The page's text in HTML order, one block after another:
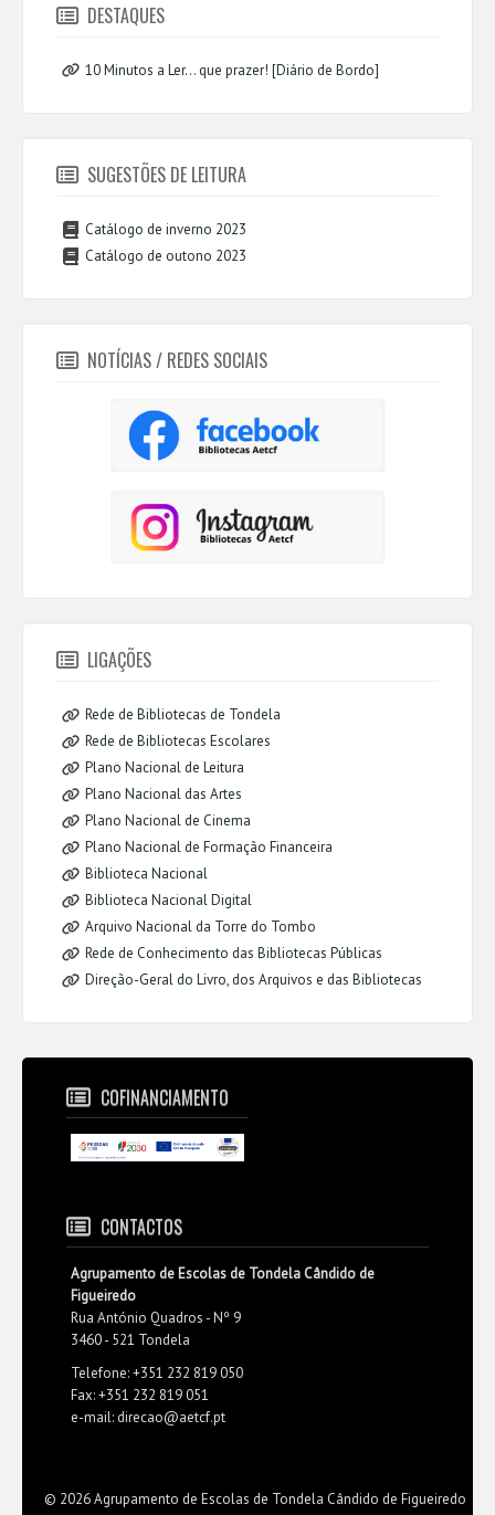
DESTAQUES
10 Minutos a Ler... que prazer! [Diário de Bordo]
SUGESTÕES DE LEITURA
Catálogo de inverno 2023
Catálogo de outono 2023
NOTÍCIAS / REDES SOCIAIS
LIGAÇÕES
Rede de Bibliotecas de Tondela
Rede de Bibliotecas Escolares
Plano Nacional de Leitura
Plano Nacional das Artes
Plano Nacional de Cinema
Plano Nacional de Formação Financeira
Biblioteca Nacional
Biblioteca Nacional Digital
Arquivo Nacional da Torre do Tombo
Rede de Conhecimento das Bibliotecas Públicas
Direção-Geral do Livro, dos Arquivos e das Bibliotecas
COFINANCIAMENTO
CONTACTOS
Agrupamento de Escolas de Tondela Cândido de
Figueiredo
Rua António Quadros - Nº 9
3460 - 521 Tondela
Telefone: +351 232 819 050
Fax: +351 232 819 051
e-mail: direcao@aetcf.pt
© 2026 Agrupamento de Escolas de Tondela Cândido de Figueiredo